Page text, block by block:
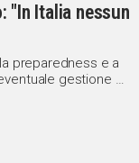
"In Italia nessun
preparedness e a
gestione di